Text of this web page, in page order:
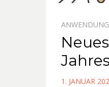
POSTED
1. JANUAR